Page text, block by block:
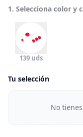
1. Selecciona color y
139 uds
Tu selección
No